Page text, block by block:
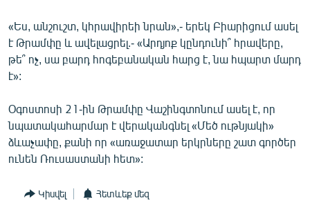
ՀԵՏԵՎԵՔ ՄԵԶ
«Ազատության» բոլոր կայքերը
«Ես, անշուշտ, կհրավիրեի նրան»,- երեկ Բիարիցում ասել
է Թրամփը և ավելացրել.- «Արդյոք կընդունի՞ հրավերը,
թե՞ ոչ, սա բարդ հոգեբանական հարց է, նա հպարտ մարդ
է»:
Օգոստոսի 21-ին Թրամփը Վաշինգտոնում ասել է, որ
նպատակահարմար է վերականգնել «Մեծ ութնյակի»
ձևաչափը, քանի որ «առաջատար երկրները շատ գործեր
ունեն Ռուսաստանի հետ»:
Կիսվել Հետևեք մեզ